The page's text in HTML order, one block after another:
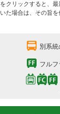
クリックすると、
た場合は、その旨
別系統
フル